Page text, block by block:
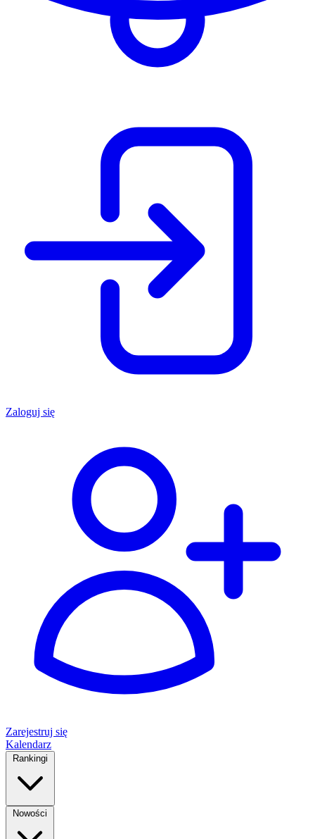
Zaloguj się
Zarejestruj się
Kalendarz
Rankingi
Nowości